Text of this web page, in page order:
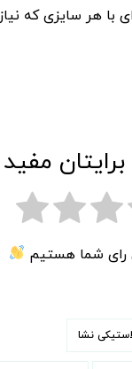
با هر سایزی که
رای شما هستیم
نشا